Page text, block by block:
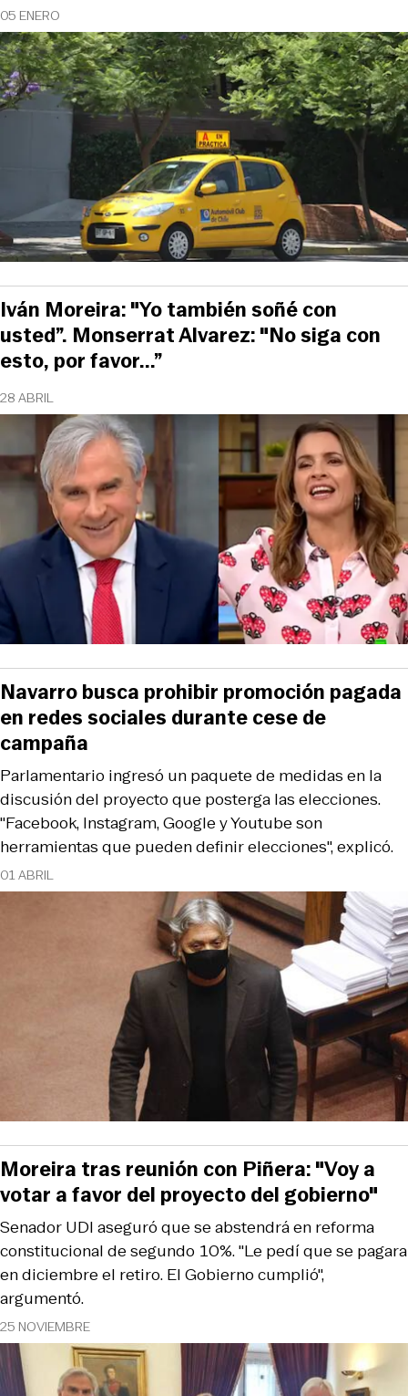
05 ENERO
28 ABRIL
Iván Moreira: "Yo también soñé con
usted”. Monserrat Alvarez: "No siga con
esto, por favor...”
01 ABRIL
Parlamentario ingresó un paquete de medidas en la
discusión del proyecto que posterga las elecciones.
"Facebook, Instagram, Google y Youtube son
herramientas que pueden definir elecciones", explicó.
Navarro busca prohibir promoción pagada
en redes sociales durante cese de
campaña
25 NOVIEMBRE
Senador UDI aseguró que se abstendrá en reforma
constitucional de segundo 10%. "Le pedí que se pagara
en diciembre el retiro. El Gobierno cumplió",
argumentó.
Moreira tras reunión con Piñera: "Voy a
votar a favor del proyecto del gobierno"